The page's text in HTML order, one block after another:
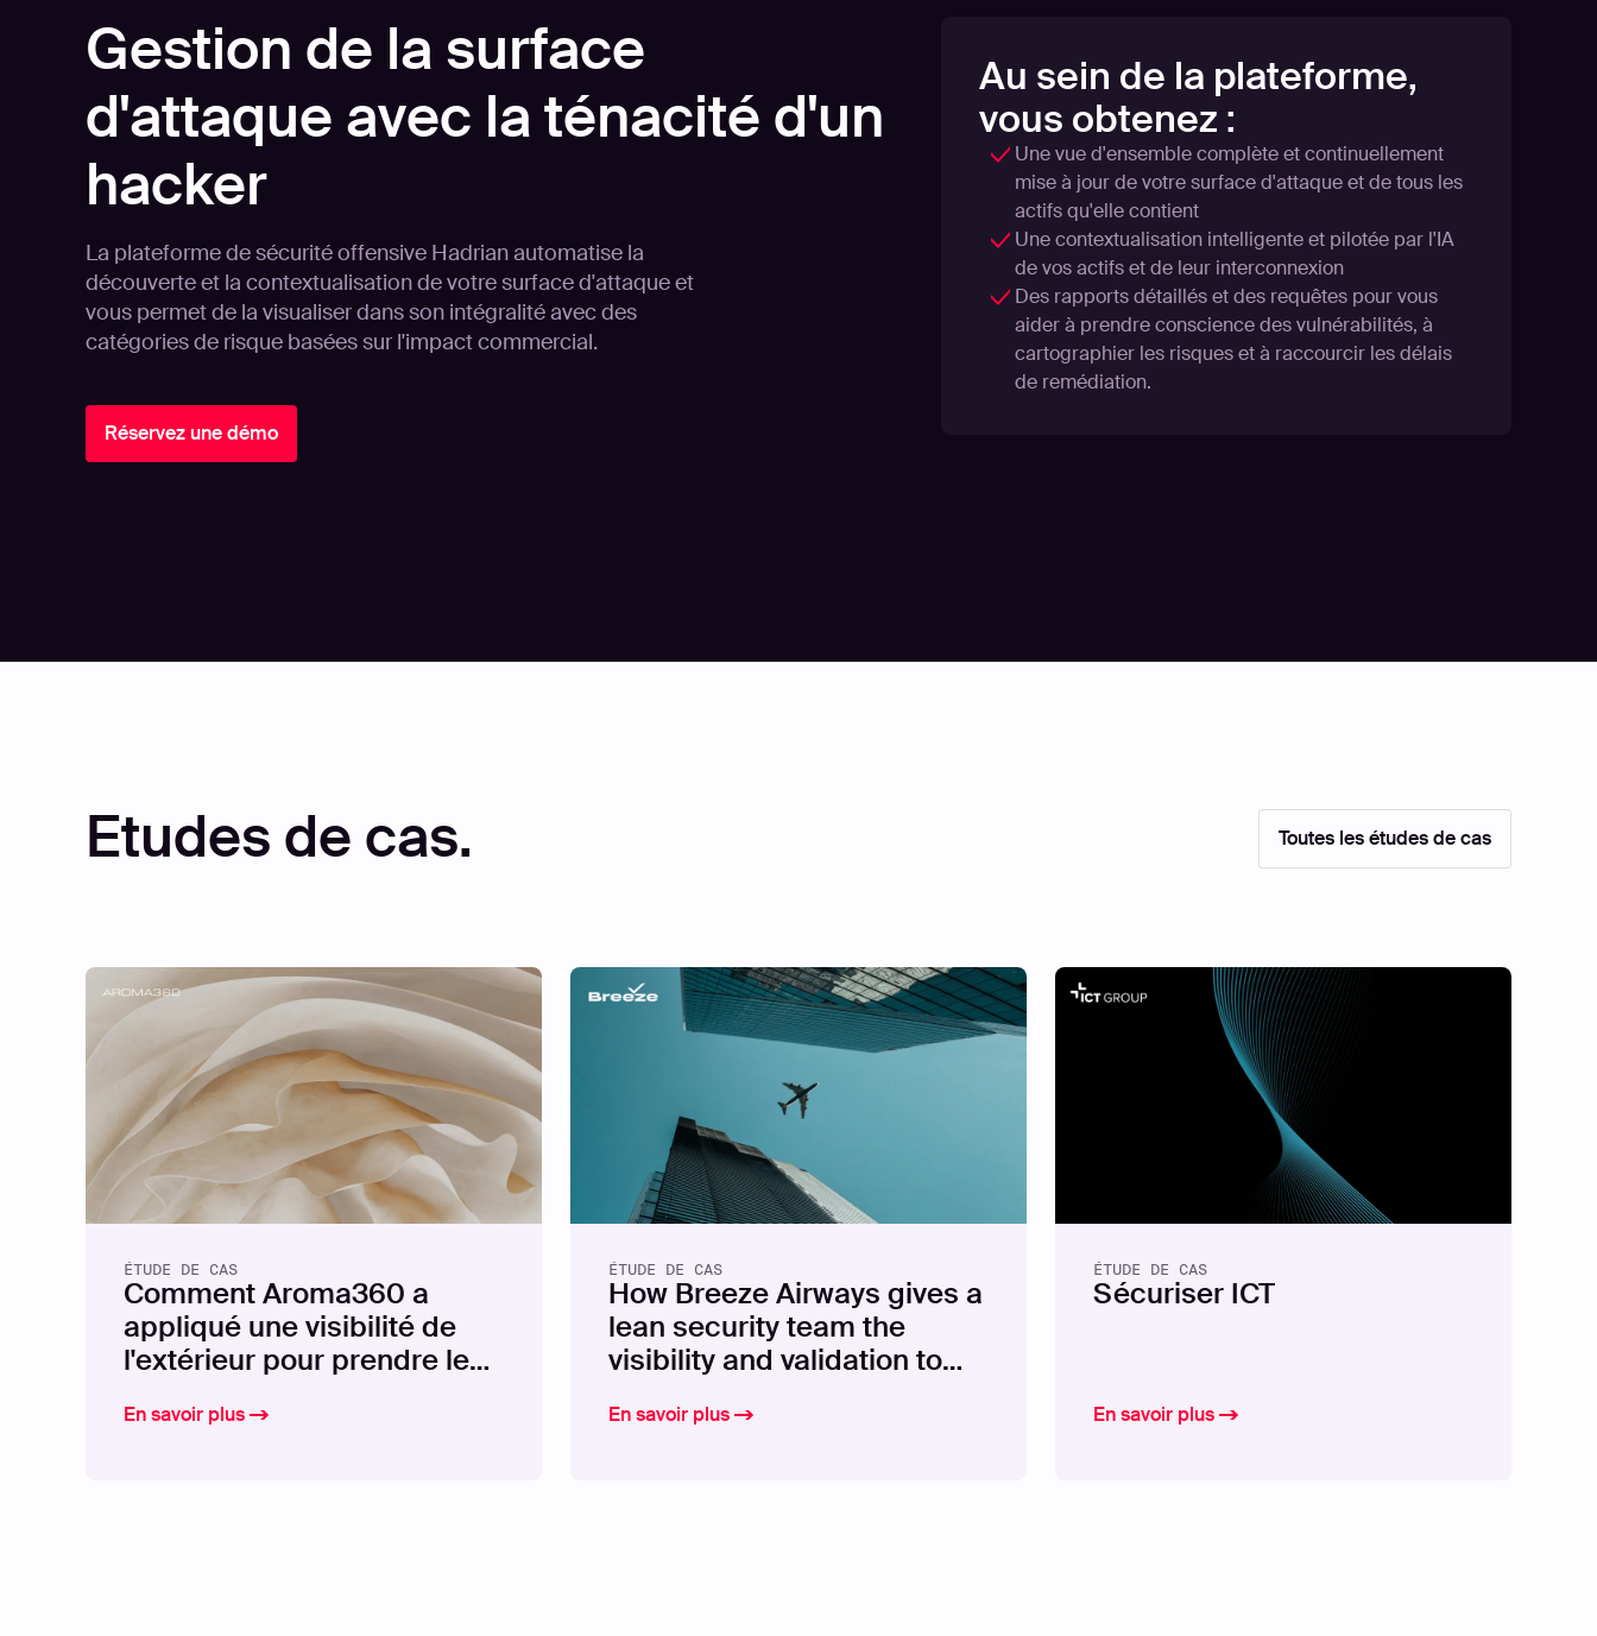
Gestion de la surface
d'attaque avec la ténacité d'un
hacker
La plateforme de sécurité offensive Hadrian automatise la
découverte et la contextualisation de votre surface d'attaque et
vous permet de la visualiser dans son intégralité avec des
catégories de risque basées sur l'impact commercial.
Réservez une démo
Au sein de la plateforme,
vous obtenez :
Une vue d'ensemble complète et continuellement
mise à jour de votre surface d'attaque et de tous les
actifs qu'elle contient
Une contextualisation intelligente et pilotée par l'IA
de vos actifs et de leur interconnexion
Des rapports détaillés et des requêtes pour vous
aider à prendre conscience des vulnérabilités, à
cartographier les risques et à raccourcir les délais
de remédiation.
Etudes de cas. Toutes les études de cas
ÉTUDE DE CAS
Comment Aroma360 a
appliqué une visibilité de
l'extérieur pour prendre le
d'attaque
En savoir plus
ÉTUDE DE CAS
How Breeze Airways gives a
lean security team the
visibility and validation to
En savoir plus
ÉTUDE DE CAS
Sécuriser ICT
En savoir plus